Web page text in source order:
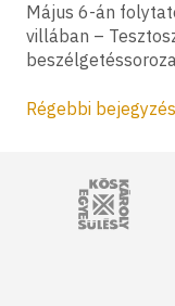
Május 6-án
villában –
Bejegyzés
Régebbi
Kós